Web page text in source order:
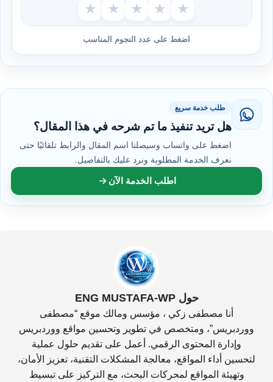
★ ★ ★ ★ ★
اضغط على عدد النجوم المناسب
طلب خدمة سريع
هل تريد تنفيذ ما تم شرحه في هذا المقال؟
اضغط على واتساب وسيصلنا اسم المقال والرابط تلقائيًا حتى
نعرف الخدمة المطلوبة ونرد عليك بالتفاصيل.
اطلب الخدمة الآن
حول ENG MUSTAFA-WP
أنا مصطفى زكي ، مؤسس ومالك موقع “مصطفى
ووردبريس”، ومتخصص في تطوير وتحسين مواقع ووردبريس
وإدارة المحتوى الرقمي. أعمل على تقديم حلول عملية
لتحسين أداء المواقع، معالجة المشكلات التقنية، تعزيز الأمان،
وتهيئة المواقع لمحركات البحث، مع التركيز على تبسيط